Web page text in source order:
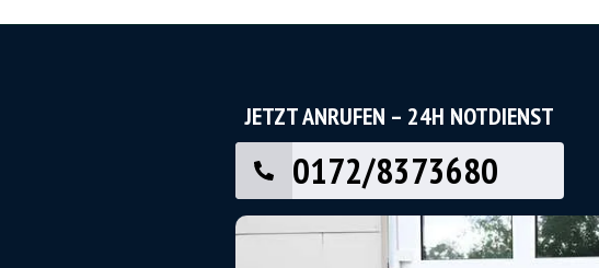
JETZT ANRUFEN – 24H NOTDIENST
0172/8373680